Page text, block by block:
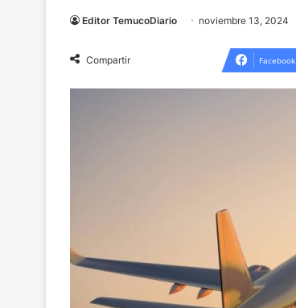
Editor TemucoDiario noviembre 13, 2024
Compartir Facebook